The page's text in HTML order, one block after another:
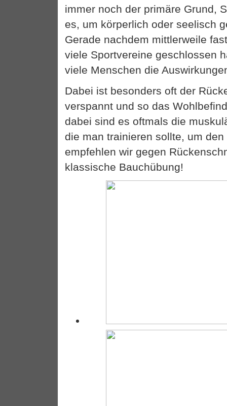
immer noch der primäre Grund,
es, um körperlich oder seelisch
Gerade nachdem mittlerweile
viele Sportvereine geschlossen
viele Menschen die
Dabei ist besonders oft der
verspannt und so das
dabei sind es oftmals die
die man trainieren sollte, um
empfehlen wir gegen
klassische Bauchübung!